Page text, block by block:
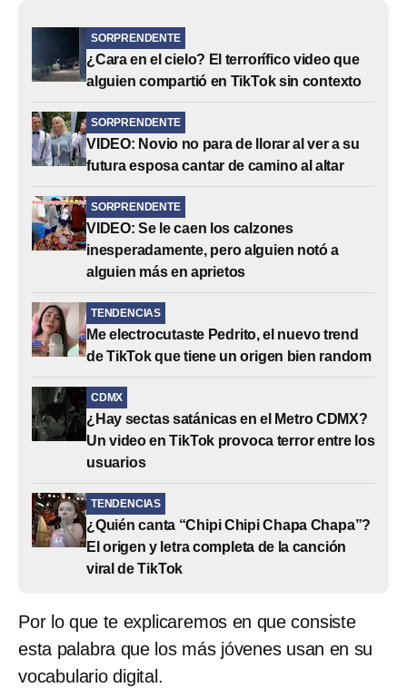
SORPRENDENTE
¿Cara en el cielo? El terrorífico video que
alguien compartió en TikTok sin contexto
SORPRENDENTE
VIDEO: Novio no para de llorar al ver a su
futura esposa cantar de camino al altar
SORPRENDENTE
VIDEO: Se le caen los calzones
inesperadamente, pero alguien notó a
alguien más en aprietos
TENDENCIAS
Me electrocutaste Pedrito, el nuevo trend
de TikTok que tiene un origen bien random
CDMX
¿Hay sectas satánicas en el Metro CDMX?
Un video en TikTok provoca terror entre los
usuarios
TENDENCIAS
¿Quién canta “Chipi Chipi Chapa Chapa”?
El origen y letra completa de la canción
viral de TikTok
Por lo que te explicaremos en que consiste
esta palabra que los más jóvenes usan en su
vocabulario digital.